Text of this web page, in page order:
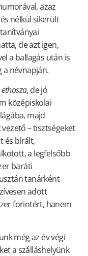
azaz
nélkül sikerült
de azt igen,
a ballagás után is
a névnapján.
, de jó
középiskolai
majd
– tisztségeket
és bírált,
a legfelsőbb
baráti
tanárként
adott
forintért, hanem
még az év végi
a szálláshelyünk